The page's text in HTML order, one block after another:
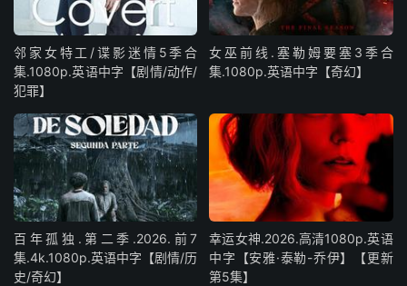
邻家女特工/谍影迷情5季合
集.1080p.英语中字【剧情/动作/
犯罪】
女巫前线.塞勒姆要塞3季合
集.1080p.英语中字【奇幻】
百年孤独.第二季.2026.前7
集.4k.1080p.英语中字【剧情/历
史/奇幻】
幸运女神.2026.高清1080p.英语
中字【安雅·泰勒-乔伊】【更新
第5集】